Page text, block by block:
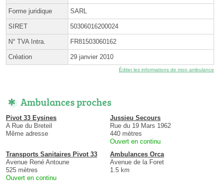
Forme juridique SARL
SIRET 50306016200024
N° TVA Intra. FR81503060162
Création 29 janvier 2010
Éditer les informations de mon ambulance
Ambulances proches
Pivot 33 Eysines
A Rue du Breteil
Même adresse
Jussieu Secours
Rue du 19 Mars 1962
440 mètres
Ouvert en continu
Transports Sanitaires Pivot 33
Avenue René Antoune
525 mètres
Ouvert en continu
Ambulances Orca
Avenue de la Foret
1.5 km